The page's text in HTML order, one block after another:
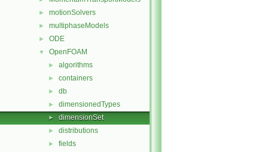
► motionSolvers
► multiphaseModels
► ODE
▼ OpenFOAM
► algorithms
► containers
► db
► dimensionedTypes
► dimensionSet
► distributions
► fields